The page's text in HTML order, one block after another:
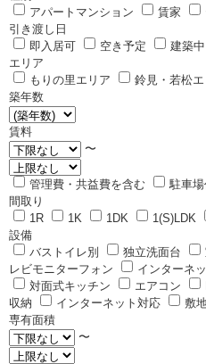
アパートマンション
賃家
引き渡し日
即入居可
空き予定
建築中
エリア
もりの里エリア
鈴見・若松エ
築年数
賃料
〜
管理費・共益費を含む 駐車
間取り
1R
1K 1DK 1(S)LDK
設備
バストイレ別
独立洗面台
レビモニターフォン
インターネ
対面式キッチン
エアコン
収納
インターネット対応 敷
専有面積
〜